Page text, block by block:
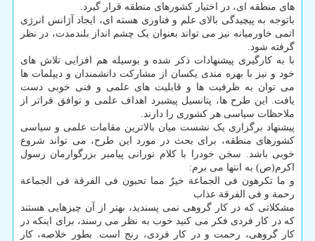
های منطقه­ ای، در اختیار کشورهای منطقه قرار گیرد.
باتوجه به پیچیدگی بالای علم و فناوری هسته­ ای، ایجاد آژانس انرژی
اتمی خاورمیانه نیز می ­تواند بعنوان یک چشم ­انداز بلند­مدت، در نظر
گرفته شود.
با به کارگیری پیشنهادات ذکر ­شده و بوسیله هم ­افزایی تلاش ­های
خود و نیز با بهره ­مندی یکسان از مشارکت دانشمندان و دیپلمات ها
می­ توان به ظرفیت­ ها و قابلیت ­های علمی و فنی خوبی دست
یافت. این طرح ­ها، پتانسیل پیشبرد اهداف علمی و توافق فراتر از
ملاحظات سیاسی هر کشوری را دارند.
پیشنهاد برگزاری یک نشست میان بالاترین مقامات علمی و سیاسی
کشورهای منطقه، برای بحث در مورد این طرح، می­ تواند شروع
خوبی باشد. سخن خودرا با کلام نورانی پیامبر بزرگوارمان رسول
اکرم(ص) به انتها می­ برم:
و ما تکرهون فی الجماعة خیرٌ مما تحبون فی الفرقة فی الجماعة
رحمة و فی الفرقة عذاب
مشکلاتی که در کار گروهی نمی ­پسندید، بهتر از آن چیزهایی هستند
که در کار فردی فکر می ­کنید خوب به نظر می­ رسند، برای اینکه در
کار گروهی، رحمت و در کار فردی، رنج است. بطور خلاصه، کار